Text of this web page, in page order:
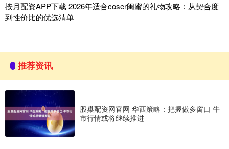
按月配资APP下载 2026年适合coser闺蜜的礼物攻略：从契合度
到性价比的优选清单
推荐资讯
股巢配资网官网 华西策略：把握做多窗口 牛
市行情或将继续推进